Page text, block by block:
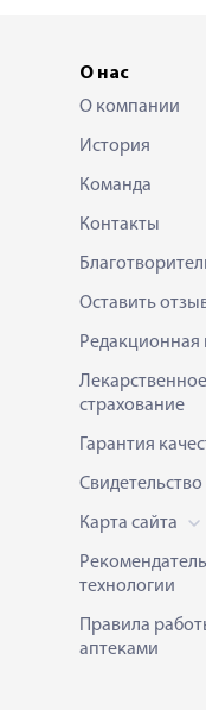
О нас
О компании
История
Команда
Контакты
Оставить
Редакционная
Лекарственное
страхование
Гарантия
Карта сайта
технологии
Правила
аптеками